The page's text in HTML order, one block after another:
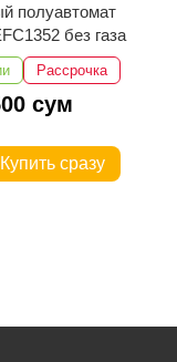
аппарат
Рассрочка
сум
Купить сразу